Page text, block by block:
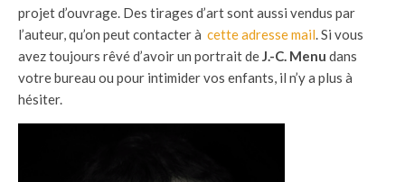
projet d’ouvrage. Des tirages d’art sont aussi vendus par
l’auteur, qu’on peut contacter à cette adresse mail. Si vous
avez toujours rêvé d’avoir un portrait deJ.-C. Menu dans
votre bureau ou pour intimider vos enfants, il n’y a plus à
hésiter.